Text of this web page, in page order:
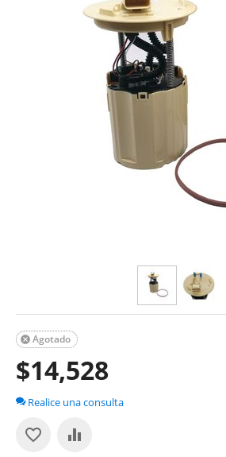
Agotado

$14,528
Realice una consulta